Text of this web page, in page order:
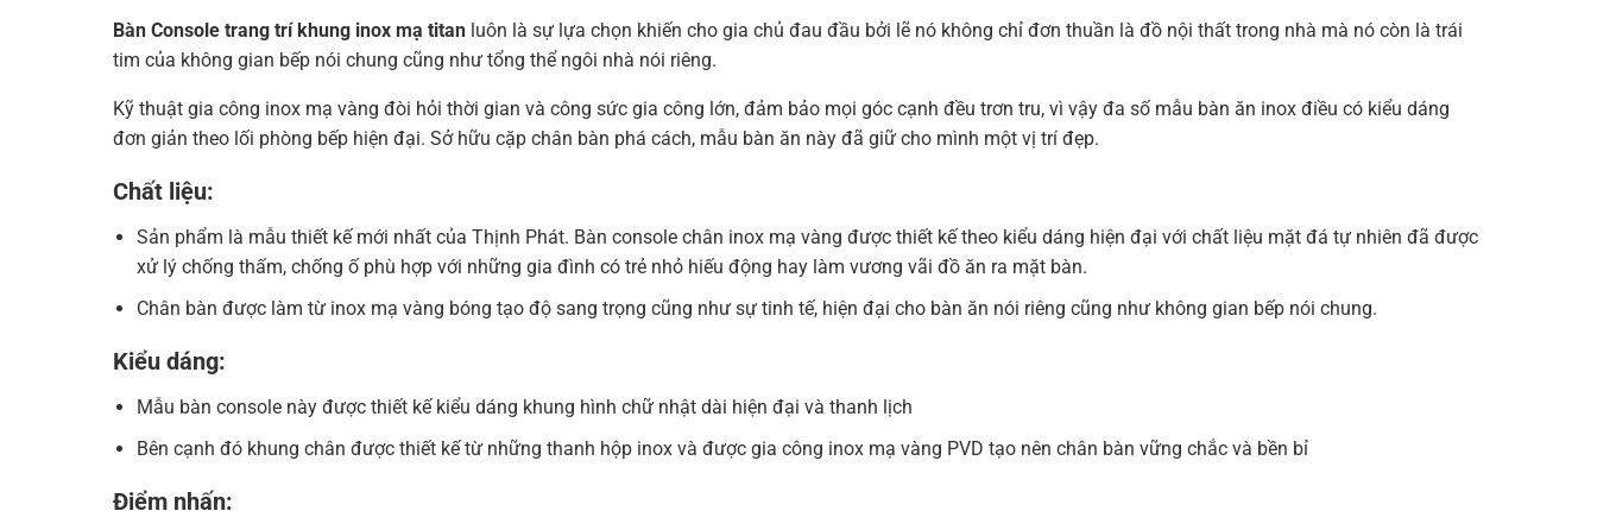
Bàn Console trang trí khung inox mạ titanluôn là sự lựa chọn khiến cho gia chủ đau đầu bởi lẽ nó không chỉ đơn thuần là đồ nội thất trong nhà mà nó còn là trái
tim của không gian bếp nói chung cũng như tổng thể ngôi nhà nói riêng.
Kỹ thuật gia công inox mạ vàng đòi hỏi thời gian và công sức gia công lớn, đảm bảo mọi góc cạnh đều trơn tru, vì vậy đa số mẫu bàn ăn inox điều có kiểu dáng
đơn giản theo lối phòng bếp hiện đại. Sở hữu cặp chân bàn phá cách, mẫu bàn ăn này đã giữ cho mình một vị trí đẹp.
Chất liệu:
Sản phẩm là mẫu thiết kế mới nhất của Thịnh Phát. Bàn console chân inox mạ vàng được thiết kế theo kiểu dáng hiện đại với chất liệu mặt đá tự nhiên đã được
xử lý chống thấm, chống ố phù hợp với những gia đình có trẻ nhỏ hiếu động hay làm vương vãi đồ ăn ra mặt bàn.
Chân bàn được làm từ inox mạ vàng bóng tạo độ sang trọng cũng như sự tinh tế, hiện đại cho bàn ăn nói riêng cũng như không gian bếp nói chung.
Kiểu dáng:
Mẫu bàn console này được thiết kế kiểu dáng khung hình chữ nhật dài hiện đại và thanh lịch
Bên cạnh đó khung chân được thiết kế từ những thanh hộp inox và được gia công inox mạ vàng PVD tạo nên chân bàn vững chắc và bền bỉ
Điểm nhấn: